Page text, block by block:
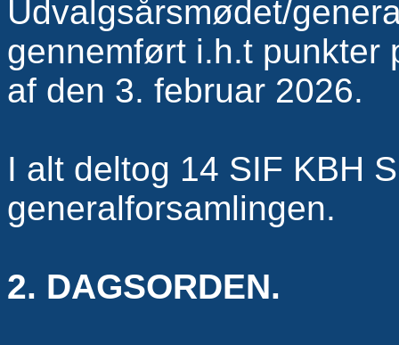
Udvalgsårsmødet/
gennemført i.h.t punkter
af den 3. februar 2026.
I alt deltog 14 SIF KBH
generalforsamlingen.
2. DAGSORDEN.